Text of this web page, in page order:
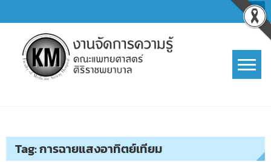
to
content
Tag:การฉายแสงอาทิตย์เทียม